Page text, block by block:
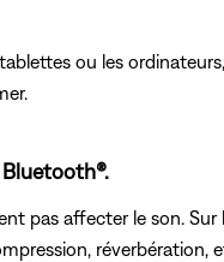
ou les
pas affecter le son.